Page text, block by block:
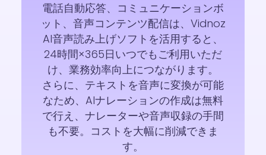
電話自動応答、コミュニケーションボ
ット、音声コンテンツ配信は、Vidnoz
AI音声読み上げソフトを活用すると、
24時間×365日いつでもご利用いただ
け、業務効率向上につながります。
さらに、テキストを音声に変換が可能
なため、AIナレーションの作成は無料
で行え、ナレーターや音声収録の手間
も不要。コストを大幅に削減できま
す。